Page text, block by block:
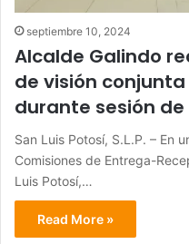
septiembre 10, 2024
Alcalde Galindo
de visión
durante sesión
San Luis Potosí, S.L.P. – En
Comisiones de Entrega-
Luis Potosí,…
Read More »